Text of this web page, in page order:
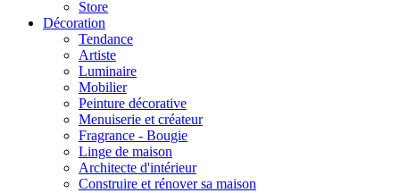
Store
Décoration
Tendance
Artiste
Luminaire
Mobilier
Peinture décorative
Menuiserie et créateur
Fragrance - Bougie
Linge de maison
Architecte d'intérieur
Construire et rénover sa maison